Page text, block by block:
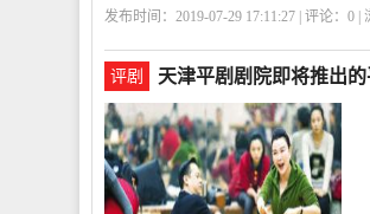
发布时间：2019-07-29 17:11:27 | 评论： 0 |
评剧 天津平剧剧院即将推出